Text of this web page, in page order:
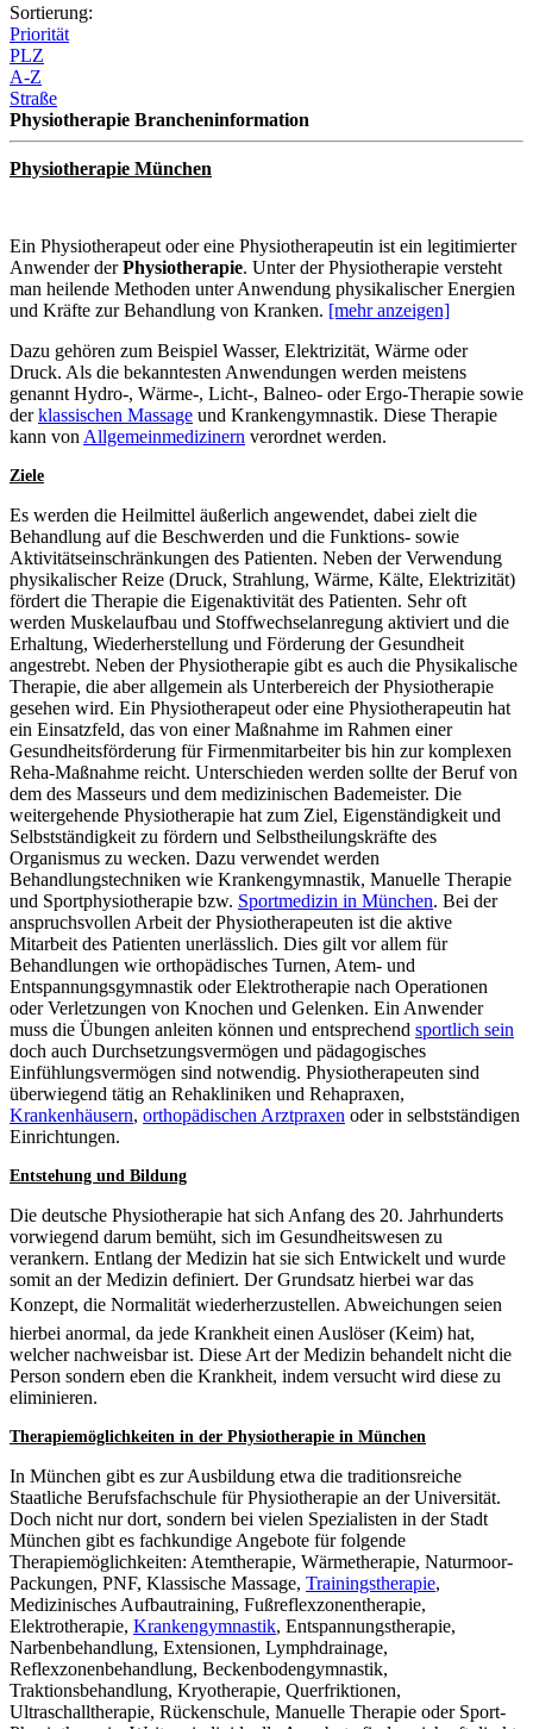
Sortierung:
Priorität
PLZ
A-Z
Straße
Physiotherapie Brancheninformation
Physiotherapie München
Ein Physiotherapeut oder eine Physiotherapeutin ist ein legitimierter
Anwender derPhysiotherapie. Unter der Physiotherapie versteht
man heilende Methoden unter Anwendung physikalischer Energien
und Kräfte zur Behandlung von Kranken. [mehr anzeigen]
Dazu gehören zum Beispiel Wasser, Elektrizität, Wärme oder
Druck. Als die bekanntesten Anwendungen werden meistens
genannt Hydro-, Wärme-, Licht-, Balneo- oder Ergo-Therapie sowie
derklassischen Massage und Krankengymnastik. Diese Therapie
kann von Allgemeinmedizinern verordnet werden.
Ziele
Es werden die Heilmittel äußerlich angewendet, dabei zielt die
Behandlung auf die Beschwerden und die Funktions- sowie
Aktivitätseinschränkungen des Patienten. Neben der Verwendung
physikalischer Reize (Druck, Strahlung, Wärme, Kälte, Elektrizität)
fördert die Therapie die Eigenaktivität des Patienten. Sehr oft
werden Muskelaufbau und Stoffwechselanregung aktiviert und die
Erhaltung, Wiederherstellung und Förderung der Gesundheit
angestrebt. Neben der Physiotherapie gibt es auch die Physikalische
Therapie, die aber allgemein als Unterbereich der Physiotherapie
gesehen wird. Ein Physiotherapeut oder eine Physiotherapeutin hat
ein Einsatzfeld, das von einer Maßnahme im Rahmen einer
Gesundheitsförderung für Firmenmitarbeiter bis hin zur komplexen
Reha-Maßnahme reicht. Unterschieden werden sollte der Beruf von
dem des Masseurs und dem medizinischen Bademeister. Die
weitergehende Physiotherapie hat zum Ziel, Eigenständigkeit und
Selbstständigkeit zu fördern und Selbstheilungskräfte des
Organismus zu wecken. Dazu verwendet werden
Behandlungstechniken wie Krankengymnastik, Manuelle Therapie
und Sportphysiotherapie bzw. Sportmedizin in München. Bei der
anspruchsvollen Arbeit der Physiotherapeuten ist die aktive
Mitarbeit des Patienten unerlässlich. Dies gilt vor allem für
Behandlungen wie orthopädisches Turnen, Atem- und
Entspannungsgymnastik oder Elektrotherapie nach Operationen
oder Verletzungen von Knochen und Gelenken. Ein Anwender
muss die Übungen anleiten können und entsprechend sportlich sein
doch auch Durchsetzungsvermögen und pädagogisches
Einfühlungsvermögen sind notwendig. Physiotherapeuten sind
überwiegend tätig an Rehakliniken und Rehapraxen,
Krankenhäusern, orthopädischen Arztpraxen oder in selbstständigen
Einrichtungen.
Entstehung und Bildung
Die deutsche Physiotherapie hat sich Anfang des 20. Jahrhunderts
vorwiegend darum bemüht, sich im Gesundheitswesen zu
verankern. Entlang der Medizin hat sie sich Entwickelt und wurde
somit an der Medizin definiert. Der Grundsatz hierbei war das
Konzept, die Normalität wiederherzustellen. Abweichungen seien
hierbei anormal, da jede Krankheit einen Auslöser (Keim) hat,
welcher nachweisbar ist. Diese Art der Medizin behandelt nicht die
Person sondern eben die Krankheit, indem versucht wird diese zu
eliminieren.
Therapiemöglichkeiten in der Physiotherapie in München
In München gibt es zur Ausbildung etwa die traditionsreiche
Staatliche Berufsfachschule für Physiotherapie an der Universität.
Doch nicht nur dort, sondern bei vielen Spezialisten in der Stadt
München gibt es fachkundige Angebote für folgende
Therapiemöglichkeiten: Atemtherapie, Wärmetherapie, Naturmoor-
Packungen, PNF, Klassische Massage, Trainingstherapie,
Medizinisches Aufbautraining, Fußreflexzonentherapie,
Elektrotherapie, Krankengymnastik, Entspannungstherapie,
Narbenbehandlung, Extensionen, Lymphdrainage,
Reflexzonenbehandlung, Beckenbodengymnastik,
Traktionsbehandlung, Kryotherapie, Querfriktionen,
Ultraschalltherapie, Rückenschule, Manuelle Therapie oder Sport-